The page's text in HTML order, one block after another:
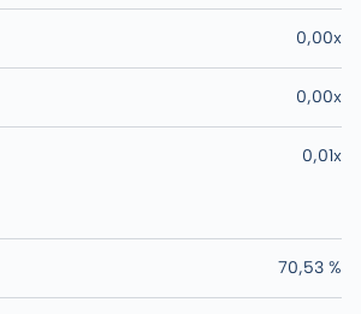
0,00x
0,00x
0,01x
70,53 %